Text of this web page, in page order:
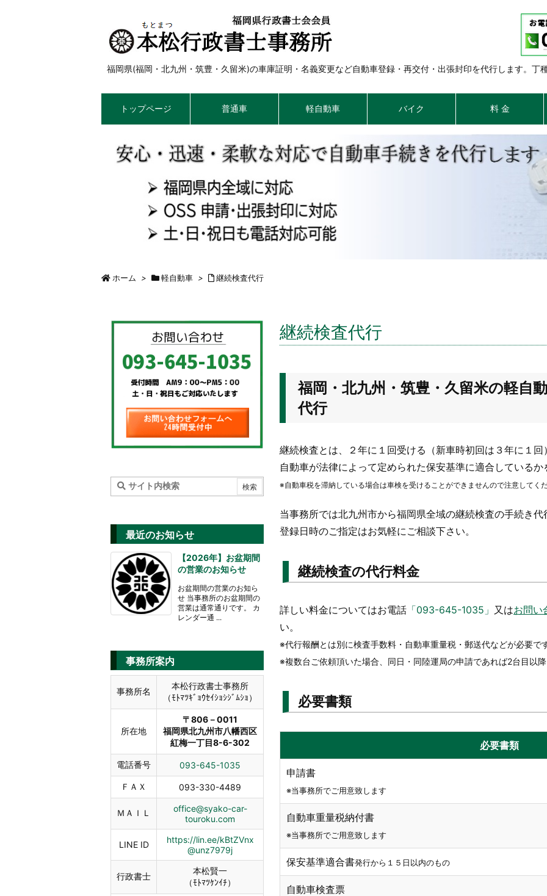
福岡県(福岡・北九州・筑豊・久留米)の車庫証明・名義変更など自動車登録・再交付・出張封印を代行します。丁
トップページ 普通車 軽自動車 バイク 料 金
ホーム > 軽自動車 > 継続検査代行
継続検査代行
福岡・北九州・筑豊・久留米の軽自
代行
継続検査とは、２年に１回受ける（新車時初回は３年に１
自動車が法律によって定められた保安基準に適合している
※自動車税を滞納している場合は車検を受けることができませんので注意してく
当事務所では北九州市から福岡県全域の継続検査の手続き
登録日時のご指定はお気軽にご相談下さい。
継続検査の代行料金
詳しい料金についてはお電話 「093-645-1035」 又はお問い
い。
※代行報酬とは別に検査手数料・自動車重量税・郵送代などが必要で
※複数台ご依頼頂いた場合、同日・同陸運局の申請であれば2台目以
必要書類
必要書類
申請書
※当事務所でご用意致します
自動車重量税納付書
※当事務所でご用意致します
保安基準適合書発行から１５日以内のもの
自動車検査票
最近のお知らせ
【2026年】お盆期間
の営業のお知らせ
お盆期間の営業のお知ら
せ 当事務所のお盆期間の
営業は通常通りです。 カ
レンダー通 ...
事務所案内
事務所名
本松行政書士事務所
（ﾓﾄﾏﾂｷﾞｮｳｾｲｼｮｼｼﾞﾑｼｮ）
所在地
〒806－0011
福岡県北九州市八幡西区
紅梅一丁目8-6-302
電話番号 093-645-1035
ＦＡＸ 093-330-4489
ＭＡＩＬ
office@syako-car-
touroku.com
LINE ID
https://lin.ee/kBtZVnx
@unz7979j
行政書士
本松賢一
（ﾓﾄﾏﾂｹﾝｲﾁ）